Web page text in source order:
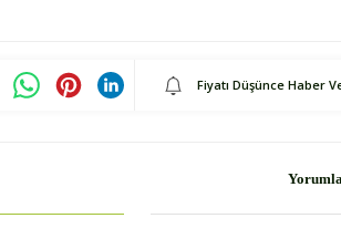
Fiyatı Düşünce Haber